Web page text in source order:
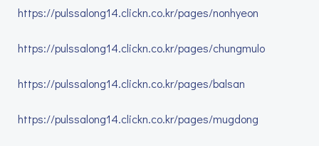
https://pulssalong14.clickn.co.kr/pages/nonhyeon
https://pulssalong14.clickn.co.kr/pages/chungmulo
https://pulssalong14.clickn.co.kr/pages/balsan
https://pulssalong14.clickn.co.kr/pages/mugdong